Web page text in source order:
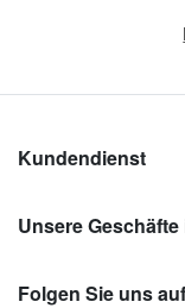
Kundendienst
Unsere Geschäfte
Folgen Sie uns auf